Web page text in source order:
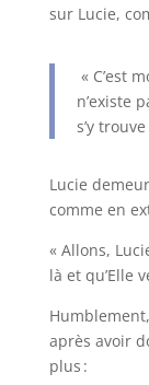
sur Lucie,
« C’est
n’existe
s’y
Lucie
comme en
« Allons,
là et qu’Elle
après avoir
plus :